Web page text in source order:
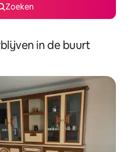
Zoeken
in de buurt